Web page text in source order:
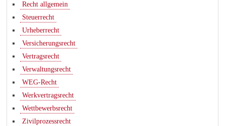
Recht allgemein
Steuerrecht
Urheberrecht
Versicherungsrecht
Vertragsrecht
Verwaltungsrecht
WEG-Recht
Werkvertragsrecht
Wettbewerbsrecht
Zivilprozessrecht